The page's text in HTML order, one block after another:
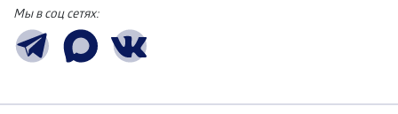
Мы в соц сетях: